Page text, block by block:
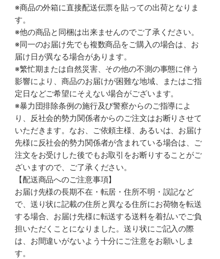
※商品の外箱に直接配送伝票を貼っての出荷となりま
す。
※他の商品と同梱は出来ませんのでご了承ください。
※同一のお届け先でも複数商品をご購入の場合は、お
届け日が異なる場合があります。
※繁忙期または自然災害、その他の不測の事態に伴う
影響により、商品のお届けが困難な地域、またはご指
定日などご希望にそえない場合がございます。
※暴力団排除条例の施行及び警察からのご指導によ
り、反社会的勢力関係者からのご注文はお断りさせて
いただきます。なお、ご依頼主様、あるいは、お届け
先様に反社会的勢力関係者が含まれている場合は、ご
注文をお受けした後でもお取引をお断りすることがご
ざいますので、ご了承ください。
【配送商品へのご注意事項】
お届け先様の長期不在・転居・住所不明・誤記など
で、送り状に記載の住所と異なる住所にお荷物を転送
する場合、お届け先様に転送する送料を着払いでご負
担いただくことになりました。送り状にご記入の際
は、お間違いがないよう十分にご注意をお願いしま
す。